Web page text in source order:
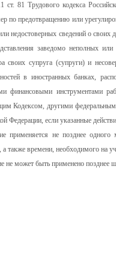
ст. 81 Трудового кодекса
по предотвращению или
недостоверных сведений о своих
заведомо неполных
своих супруга (супруги) и
в иностранных банках,
финансовыми инструментами
Кодексом, другими
Федерации, если указанные
применяется не позднее
также времени, необходимого на
не может быть применено позднее